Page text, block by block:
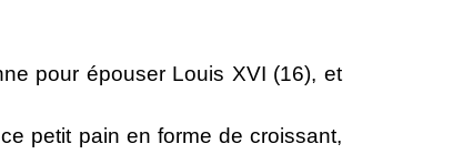
pour épouser Louis XVI (16), et
petit pain en forme de croissant,